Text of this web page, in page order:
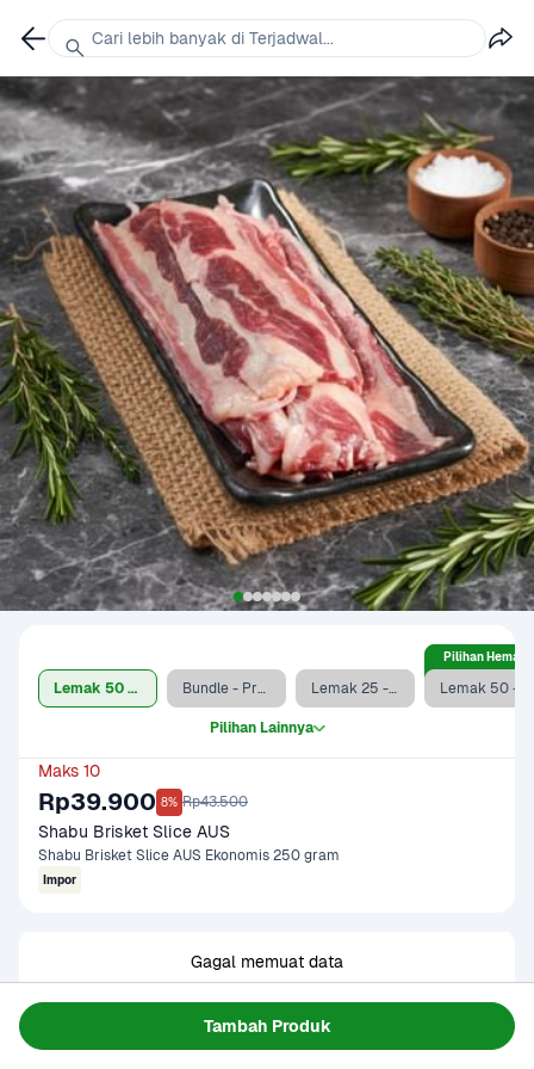
Tambah Produk
Lemak 50 - 60% (250 g) Bundle - Protein + Dry Groceries Lemak 25 - 30% (250 g)
Pilihan Hemat
Pilihan Lainnya
Maks 10
Rp39.900 8% Rp43.500
Shabu Brisket Slice AUS
Shabu Brisket Slice AUS Ekonomis 250 gram
Impor
Gagal memuat data
Cari lebih banyak di Terjadwal...